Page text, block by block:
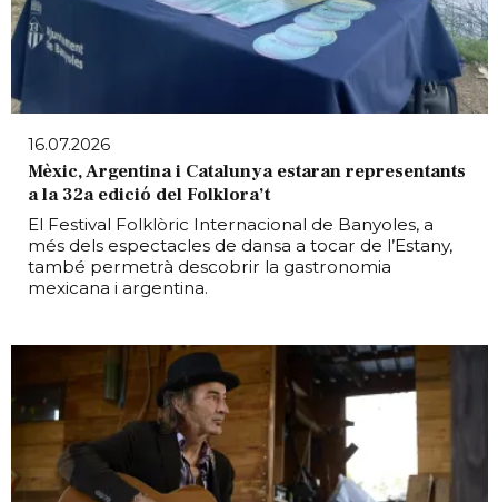
16.07.2026
Mèxic, Argentina i Catalunya estaran representants
a la 32a edició del Folklora’t
El Festival Folklòric Internacional de Banyoles, a
més dels espectacles de dansa a tocar de l’Estany,
també permetrà descobrir la gastronomia
mexicana i argentina.